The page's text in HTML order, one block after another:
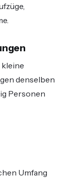
denselben
Personen
Umfang